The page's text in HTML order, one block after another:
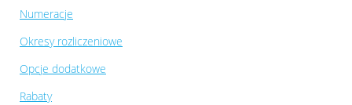
Numeracje
Okresy rozliczeniowe
Opcje dodatkowe
Rabaty